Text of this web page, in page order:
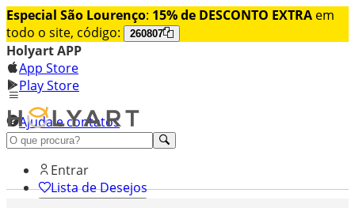
Especial São Lourenço: 15% de DESCONTO EXTRA em
todo o site, código:
260807
Holyart APP
App Store
Play Store
Ajuda e contatos
Conheça premium
Entrar
Lista de Desejos